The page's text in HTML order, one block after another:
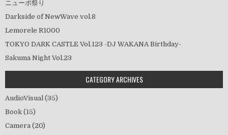
ニューポ祭り
Darkside of NewWave vol.8
Lemorele R1000
TOKYO DARK CASTLE Vol.123 -DJ WAKANA Birthday-
Sakuma Night Vol.23
CATEGORY ARCHIVES
AudioVisual (35)
Book (15)
Camera (20)